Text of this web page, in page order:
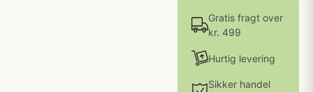
Gratis fragt over
kr. 499
Hurtig levering
Sikker handel